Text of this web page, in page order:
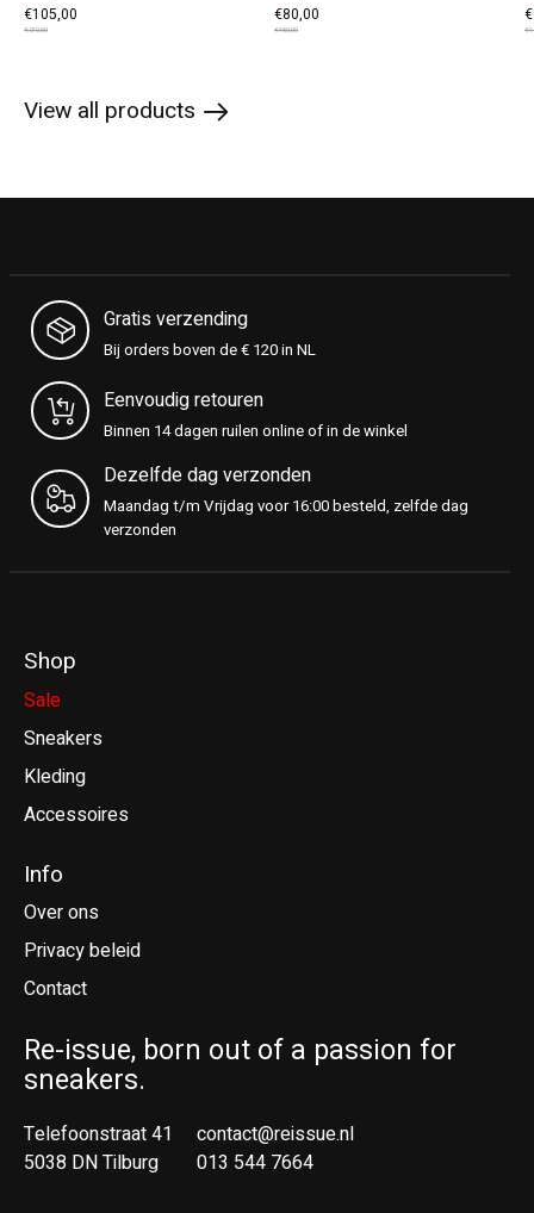
€105,00
€210,00
€80,00
€160,00
View all products
Gratis verzending
Bij orders boven de € 120 in NL
Eenvoudig retouren
Binnen 14 dagen ruilen online of in de winkel
Dezelfde dag verzonden
Maandag t/m Vrijdag voor 16:00 besteld, zelfde dag
verzonden
Shop
Sale
Sneakers
Kleding
Accessoires
Info
Over ons
Privacy beleid
Contact
Re-issue, born out of a passion for
sneakers.
Telefoonstraat 41
5038 DN Tilburg
contact@reissue.nl
013 544 7664